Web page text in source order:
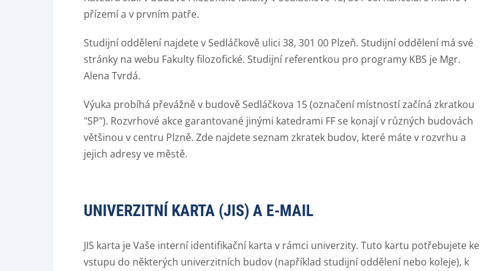
přízemí a v prvním patře.
Studijní oddělení najdete v Sedláčkově ulici 38, 301 00 Plzeň. Studijní oddělení má své
stránky na webu Fakulty filozofické. Studijní referentkou pro programy KBS je Mgr.
Alena Tvrdá.
Výuka probíhá převážně v budově Sedláčkova 15 (označení místností začíná zkratkou
"SP"). Rozvrhové akce garantované jinými katedrami FF se konají v různých budovách
většinou v centru Plzně. Zde najdete seznam zkratek budov, které máte v rozvrhu a
jejich adresy ve městě.
UNIVERZITNÍ KARTA (JIS) A E-MAIL
JIS karta je Vaše interní identifikační karta v rámci univerzity. Tuto kartu potřebujete ke
vstupu do některých univerzitních budov (například studijní oddělení nebo koleje), k